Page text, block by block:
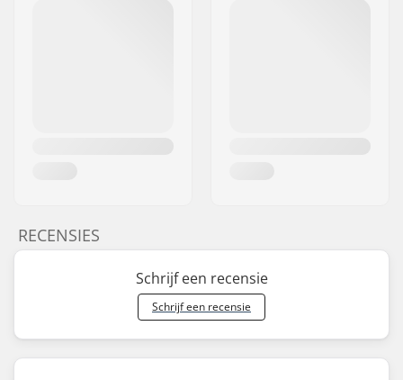
RECENSIES
Schrijf een recensie
Schrijf een recensie